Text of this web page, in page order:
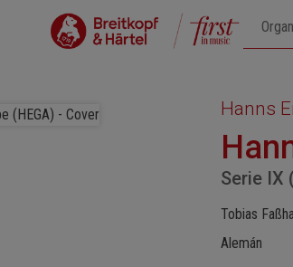
Hanns
Serie IX
Tobias
Alemán